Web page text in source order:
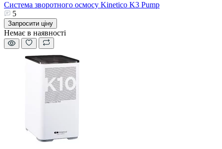
Система зворотного осмосу Kinetico K3 Pump
5
Запросити ціну
Немає в наявності